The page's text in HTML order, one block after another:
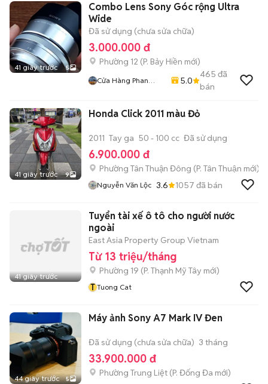
41 giây trước 5
Combo Lens Sony Góc rộng Ultra
Wide
Đã sử dụng (chưa sửa chữa)
3.000.000 đ
Phường 12 (P. Bảy Hiền mới)
Cửa Hàng Phan
5.0
465 đã
bán
41 giây trước 9
Honda Click 2011 màu Đỏ
2011 Tay ga 50 - 100 cc Đã sử dụng
6.900.000 đ
Phường Tân Thuận Đông (P. Tân Thuận mới)
Nguyễn Văn Lộc 3.6 1057 đã bán
41 giây trước
Tuyển tài xế ô tô cho người nước
ngoài
East Asia Property Group Vietnam
Từ 13 triệu/tháng
Phường 19 (P. Thạnh Mỹ Tây mới)
T Tuong Cat
44 giây trước 5
Máy ảnh Sony A7 Mark IV Đen
Đã sử dụng (chưa sửa chữa) 3 tháng
33.900.000 đ
Phường Trung Liệt (P. Đống Đa mới)